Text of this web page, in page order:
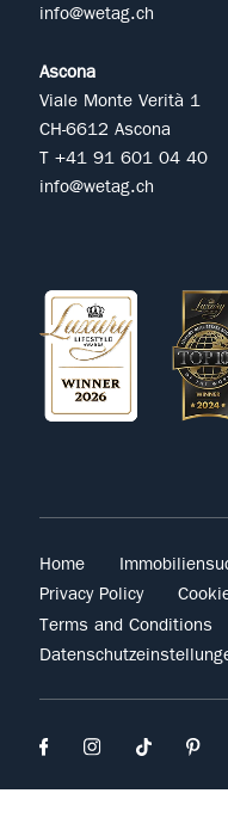
info@wetag.ch
Ascona
Viale Monte Verità 1
CH-6612 Ascona
T +41 91 601 04 40
info@wetag.ch
Home
Privacy Policy
Terms and Conditions